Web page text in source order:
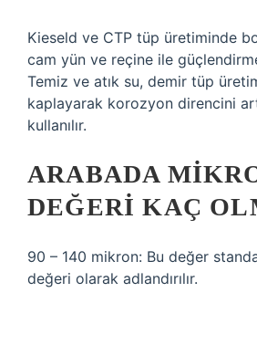
Kieseld ve CTP tüp üretiminde
cam yün ve reçine ile
Temiz ve atık su, demir tüp
kaplayarak korozyon direncini
kullanılır.
ARABADA
DEĞERI KAÇ
90 – 140 mikron: Bu değer
değeri olarak adlandırılır.